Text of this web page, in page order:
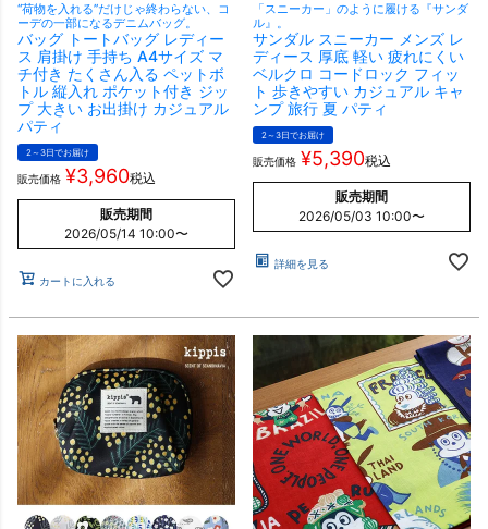
“荷物を入れる”だけじゃ終わらない、コ
ーデの一部になるデニムバッグ。
バッグ トートバッグ レディー
ス 肩掛け 手持ち A4サイズ マ
チ付き たくさん入る ペットボ
トル 縦入れ ポケット付き ジッ
プ 大きい お出掛け カジュアル
パティ
2～3日でお届け
販売価格 ¥3,960税込
販売期間
2026/05/14 10:00〜
カートに入れる
「スニーカー」のように履ける『サンダ
ル』。
サンダル スニーカー メンズ レ
ディース 厚底 軽い 疲れにくい
ベルクロ コードロック フィッ
ト 歩きやすい カジュアル キャ
ンプ 旅行 夏 パティ
2～3日でお届け
販売価格 ¥5,390税込
販売期間
2026/05/03 10:00〜
詳細を見る